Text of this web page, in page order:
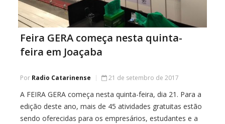
Feira GERA começa nesta quinta-
feira em Joaçaba
Por Radio Catarinense 21 de setembro de 2017
A FEIRA GERA começa nesta quinta-feira, dia 21. Para a
edição deste ano, mais de 45 atividades gratuitas estão
sendo oferecidas para os empresários, estudantes e a